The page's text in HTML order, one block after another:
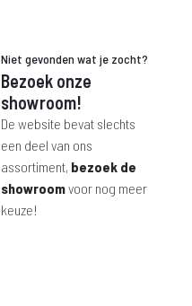
Niet gevonden wat je zocht?
Bezoek onze
showroom!
De website bevat slechts
een deel van ons
assortiment, bezoek de
showroomvoor nog meer
keuze!